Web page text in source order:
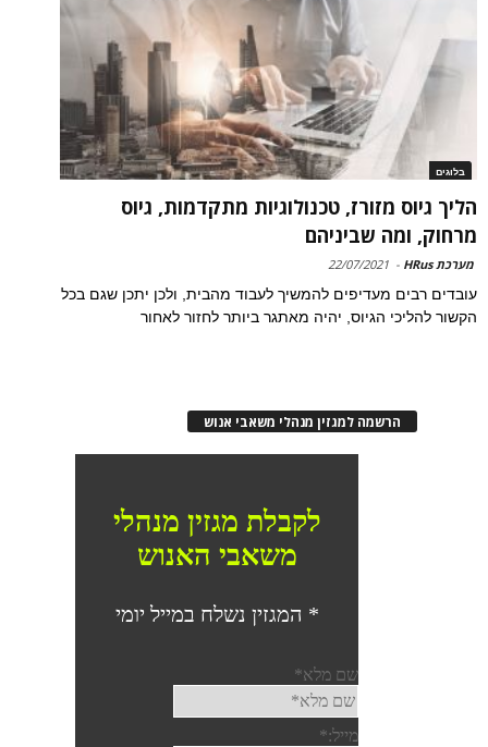
בלוגים
הליך גיוס מזורז, טכנולוגיות מתקדמות, גיוס
מרחוק, ומה שביניהם
מערכת HRus -
22/07/2021
עובדים רבים מעדיפים להמשיך לעבוד מהבית, ולכן יתכן שגם בכל
הקשור להליכי הגיוס, יהיה מאתגר ביותר לחזור לאחור
הרשמה למגזין מנהלי משאבי אנוש